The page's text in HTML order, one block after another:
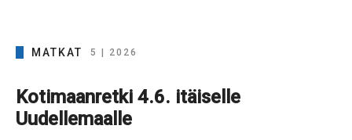
MATKAT 5 | 2026
Kotimaanretki 4.6. itäiselle
Uudellemaalle